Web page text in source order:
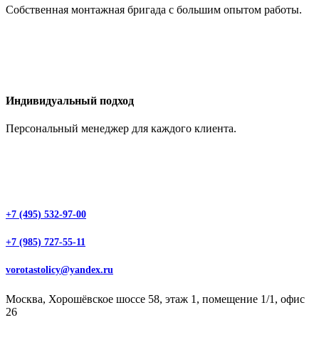
Собственная монтажная бригада с большим опытом работы.
Индивидуальный подход
Персональный менеджер для каждого клиента.
+7 (495) 532-97-00
+7 (985) 727-55-11
vorotastolicy@yandex.ru
Москва, Хорошёвское шоссе 58, этаж 1, помещение 1/1, офис
26